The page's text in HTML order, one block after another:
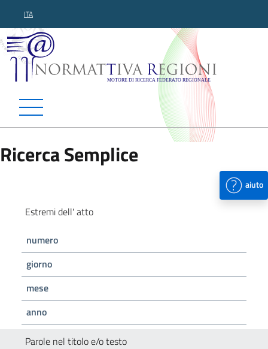
ITA
Normattiva Regioni -
Ricerca Semplice
aiuto
Estremi dell' atto
numero
giorno
mese
anno
Parole nel titolo e/o testo